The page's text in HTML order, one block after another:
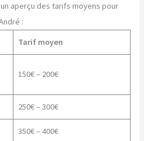
aperçu des tarifs moyens pour
:
Tarif moyen
150€ – 200€
250€ – 300€
350€ – 400€